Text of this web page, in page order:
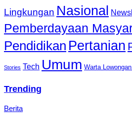
Lingkungan Nasional
Pemberdayaan
Pendidikan Pertanian
Stories Tech Umum Warta
Trending
Berita